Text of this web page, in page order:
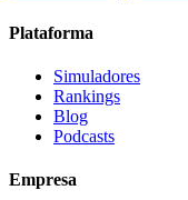
Plataforma
Simuladores
Rankings
Blog
Podcasts
Empresa